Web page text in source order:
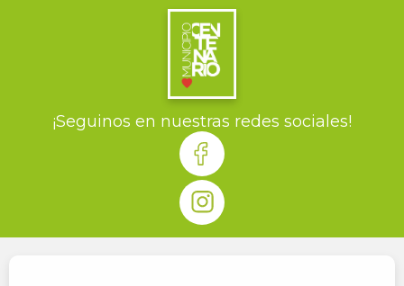
¡Seguinos en nuestras redes sociales!